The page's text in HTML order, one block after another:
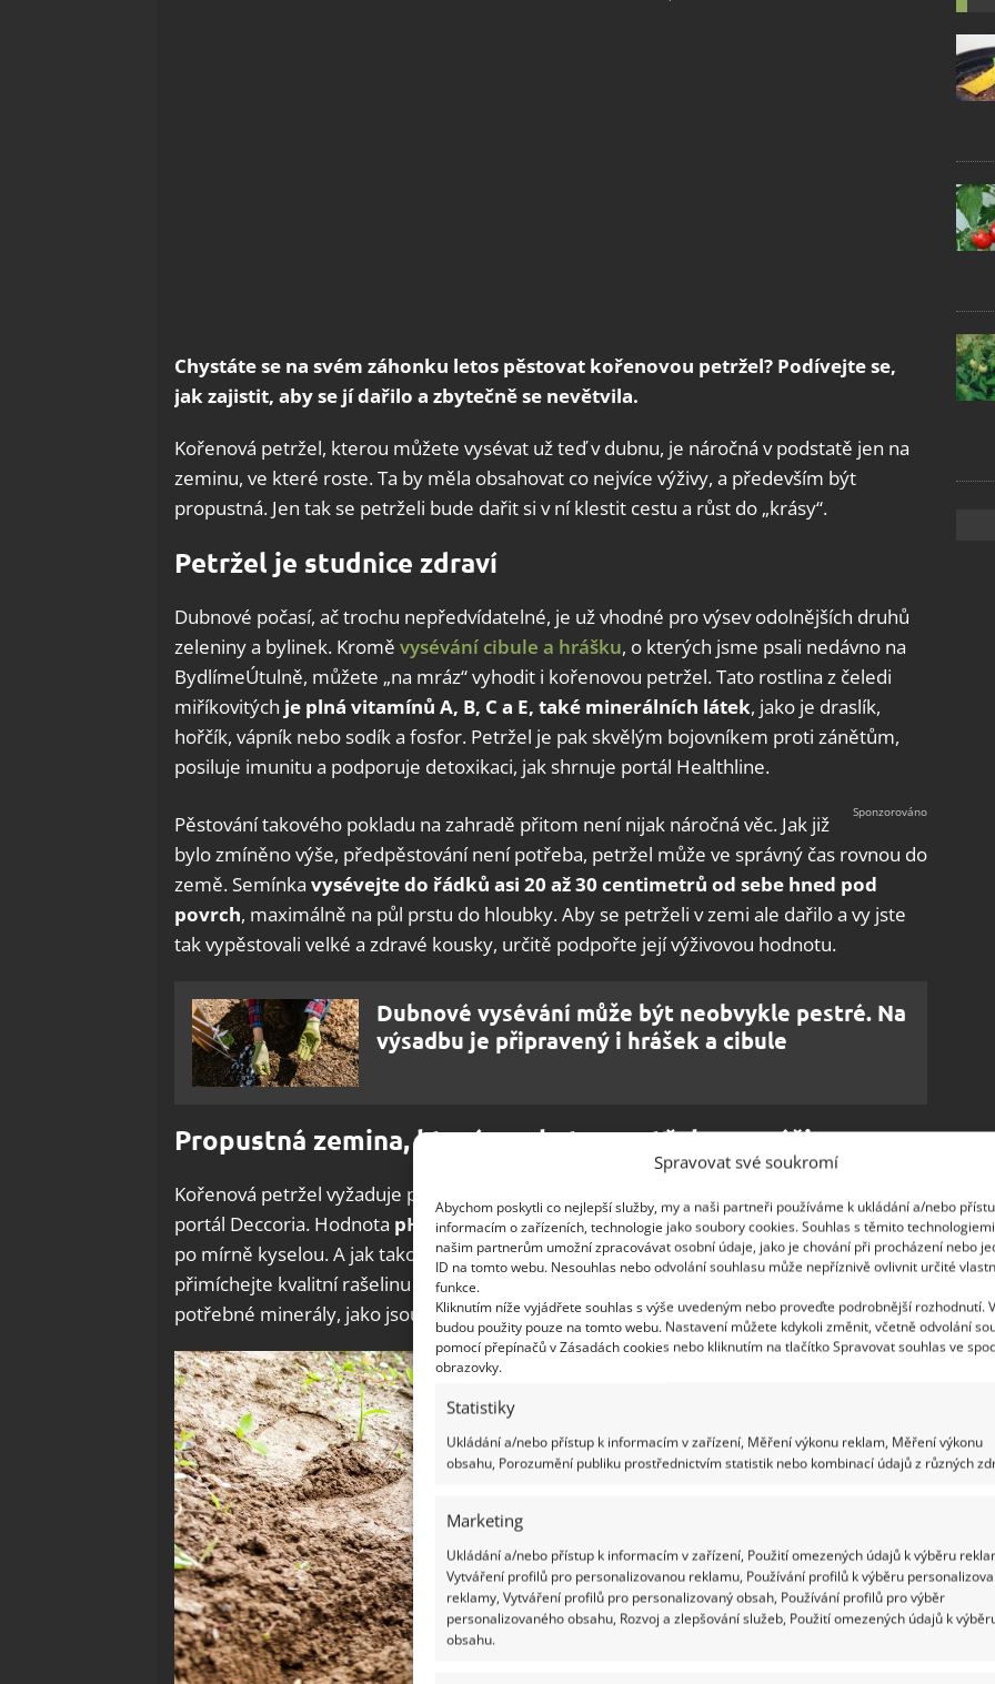
Spravovat své soukromí
Abychom poskytli co nejlepší služby, my a naši partneři používáme k ukládání a/nebo
informacím o zařízeních, technologie jako soubory cookies. Souhlas s těmito
našim partnerům umožní zpracovávat osobní údaje, jako je chování při procházení nebo
ID na tomto webu. Nesouhlas nebo odvolání souhlasu může nepříznivě ovlivnit určité
funkce.
Kliknutím níže vyjádřete souhlas s výše uvedeným nebo proveďte podrobnější rozhodnutí.
budou použity pouze na tomto webu. Nastavení můžete kdykoli změnit, včetně odvolání
pomocí přepínačů v Zásadách cookies nebo kliknutím na tlačítko Spravovat souhlas ve
obrazovky.
Statistiky
Ukládání a/nebo přístup k informacím v zařízení, Měření výkonu reklam, Měření výkonu
obsahu, Porozumění publiku prostřednictvím statistik nebo kombinací údajů z různých
Marketing
Ukládání a/nebo přístup k informacím v zařízení, Použití omezených údajů k výběru
Vytváření profilů pro personalizovanou reklamu, Používání profilů k výběru
reklamy, Vytváření profilů pro personalizovaný obsah, Používání profilů pro výběr
personalizovaného obsahu, Rozvoj a zlepšování služeb, Použití omezených údajů k
obsahu.
Chystáte se na svém záhonku letos pěstovat kořenovou petržel? Podívejte se,
jak zajistit, aby se jí dařilo a zbytečně se nevětvila.
Kořenová petržel, kterou můžete vysévat už teď v dubnu, je náročná v podstatě jen na
zeminu, ve které roste. Ta by měla obsahovat co nejvíce výživy, a především být
propustná. Jen tak se petrželi bude dařit si v ní klestit cestu a růst do „krásy“.
Petržel je studnice zdraví
Dubnové počasí, ač trochu nepředvídatelné, je už vhodné pro výsev odolnějších druhů
zeleniny a bylinek. Kromě vysévání cibule a hrášku, o kterých jsme psali nedávno na
BydlímeÚtulně, můžete „na mráz“ vyhodit i kořenovou petržel. Tato rostlina z čeledi
miříkovitých je plná vitamínů A, B, C a E, také minerálních látek, jako je draslík,
hořčík, vápník nebo sodík a fosfor. Petržel je pak skvělým bojovníkem proti zánětům,
posiluje imunitu a podporuje detoxikaci, jak shrnuje portál Healthline.
Pěstování takového pokladu na zahradě přitom není nijak náročná věc. Jak již
bylo zmíněno výše, předpěstování není potřeba, petržel může ve správný čas rovnou do
země. Semínka vysévejte do řádků asi 20 až 30 centimetrů od sebe hned pod
povrch, maximálně na půl prstu do hloubky. Aby se petrželi v zemi ale dařilo a vy jste
tak vypěstovali velké a zdravé kousky, určitě podpořte její výživovou hodnotu.
Dubnové vysévání může být neobvykle pestré. Na
výsadbu je připravený i hrášek a cibule
Propustná zemina, která poskytne potřebnou výživu
Kořenová petržel vyžaduje propustnou, humózní a kvalitně vyživenou půdu, vypočítává
portál Deccoria. Hodnota pH by se měla držet kolem 6,5, tedy v rozmezí od neutrální
po mírně kyselou. A jak takových výsledků dosáhnout? Před výsevem do zeminy
přimíchejte kvalitní rašelinu – ta se o ně postará. Speciální rašelina totiž půdě dodá
potřebné minerály, jako jsou draslík, hořčík a železo.